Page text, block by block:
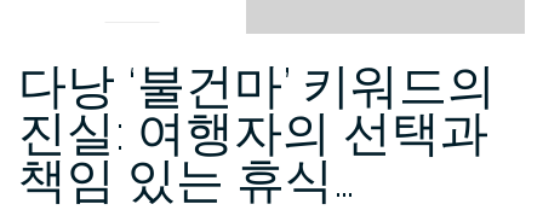
다낭 ‘불건마’ 키워드의
진실: 여행자의 선택과
책임 있는 휴식…